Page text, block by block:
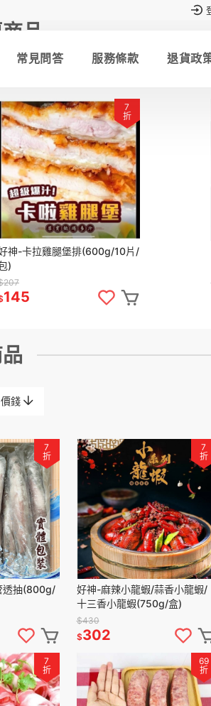
常見問答 服務條款 退貨政
品
7
折
神-卡拉雞腿堡排(600g/10片/
)
145
價錢
7
折
透抽(800g/
7
折
好神-麻辣小龍蝦/蒜香小龍蝦/
十三香小龍蝦(750g/盒)
$430
$302
7
折
69
折